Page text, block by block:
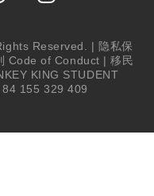
Reserved. |隐私保
Code of Conduct |移民
KING STUDENT
84 155 329 409